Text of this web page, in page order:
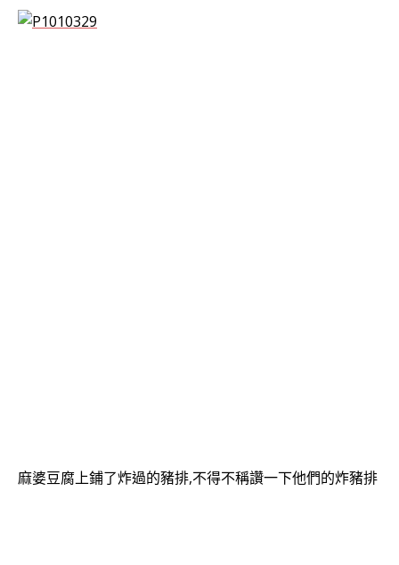
麻婆豆腐上鋪了炸過的豬排,不得不稱讚一下他們的炸豬排